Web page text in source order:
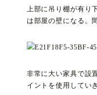
上部に吊り棚が有り
は部屋の壁になる。
非常に大い家具で設
イントを使用してい